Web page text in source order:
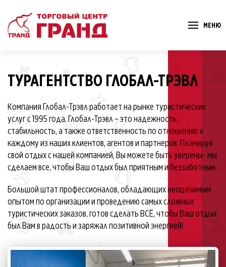
МЕНЮ
ТУРАГЕНТСТВО ГЛОБАЛ-ТРЭВЛ
Компания Глобал-Трэвл работает на рынке туристических
услуг с 1995 года. Глобал-Трэвл – это надежность,
стабильность, а также ответственность по отношению к
каждому из наших клиентов, агентов и партнеров. Планируя
свой отдых с нашей компанией, Вы можете быть уверены- мы
сделаем все, чтобы Ваш отдых был приятным и беззаботным.
Большой штат профессионалов, обладающих неоценимым
опытом по организации и проведению самых сложных
туристических заказов, готов сделать ВСЁ, чтобы Ваш отдых
был Вам в радость и заряжал позитивной энергией!